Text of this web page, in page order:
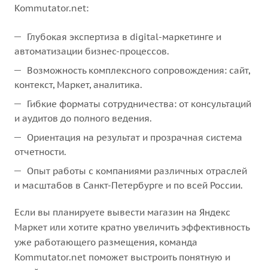
Kommutator.net:
Глубокая экспертиза в digital-маркетинге и
автоматизации бизнес-процессов.
Возможность комплексного сопровождения: сайт,
контекст, Маркет, аналитика.
Гибкие форматы сотрудничества: от консультаций
и аудитов до полного ведения.
Ориентация на результат и прозрачная система
отчетности.
Опыт работы с компаниями различных отраслей
и масштабов в Санкт-Петербурге и по всей России.
Если вы планируете вывести магазин на Яндекс
Маркет или хотите кратно увеличить эффективность
уже работающего размещения, команда
Kommutator.net поможет выстроить понятную и